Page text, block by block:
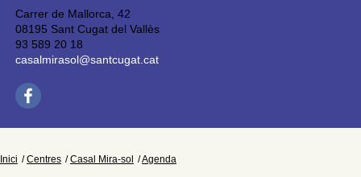
Carrer de Mallorca, 42
08195 Sant Cugat del Vallès
93 589 20 18
casalmirasol@santcugat.cat
Inici Centres Casal Mira-sol Agenda